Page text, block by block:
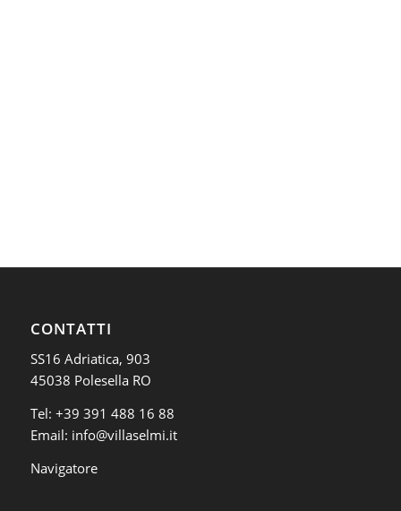
CONTATTI
SS16 Adriatica, 903
45038 Polesella RO
Tel: +39 391 488 16 88
Email: info@villaselmi.it
Navigatore